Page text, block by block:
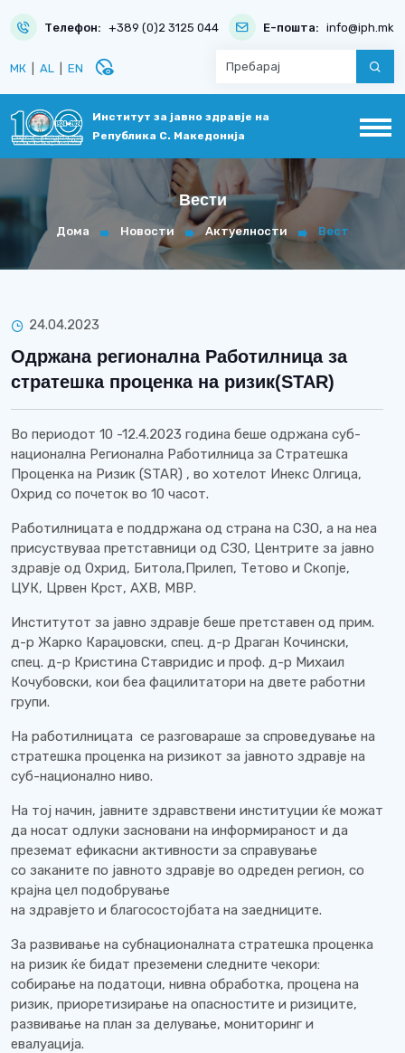
Телефон: +389 (0)2 3125 044 Е-пошта: info@iph.mk
МК AL EN disabled_visible
Институт за јавно здравје на
Република С. Македонија
Вести
Дома Новости Актуелности Вест
24.04.2023
Oдржана регионална Работилница за
стратешка проценка на ризик(STAR)
Во периодот 10 -12.4.2023 година беше одржана суб-
национална Регионална Работилница за Стратешка
Проценка на Ризик (STAR) , во хотелот Инекс Олгица,
Охрид со почеток во 10 часот.
Работилницата е поддржана од страна на СЗО, а на неа
присуствуваа претставници од СЗО, Центрите за јавно
здравје од Охрид, Битола,Прилеп, Тетово и Скопје,
ЦУК, Црвен Крст, АХВ, МВР.
Институтот за јавно здравје беше претставен од прим.
д-р Жарко Караџовски, спец. д-р Драган Кочински,
спец. д-р Кристина Ставридис и проф. д-р Михаил
Кочубовски, кои беа фацилитатори на двете работни
групи.
На работилницата се разговараше за спроведување на
стратешка проценка на ризикот за јавното здравје на
суб-национално ниво.
На тој начин, јавните здравствени институции ќе можат
да носат одлуки засновани на информираност и да
преземат ефикасни активности за справување
со заканите по јавното здравје во одреден регион, со
крајна цел подобрување
на здравјето и благосостојбата на заедниците.
За развивање на субнационалната стратешка проценка
на ризик ќе бидат преземени следните чекори:
собирање на податоци, нивна обработка, процена на
ризик, приоретизирање на опасностите и ризиците,
развивање на план за делување, мониторинг и
евалуација.